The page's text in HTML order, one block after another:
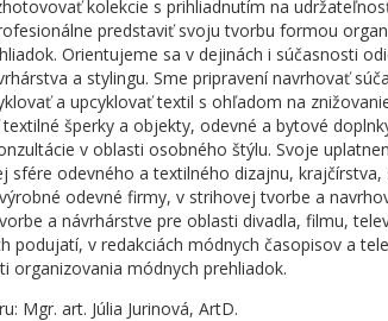
kolekcie s prihliadnutím na
predstaviť svoju tvorbu formou
Orientujeme sa v dejinách i súčasnosti
a stylingu. Sme pripravení navrhovať
a upcyklovať textil s ohľadom na
šperky a objekty, odevné a bytové
v oblasti osobného štýlu. Svoje
sfére odevného a textilného dizajnu, krajčírstva,
odevné firmy, v strihovej tvorbe a
a návrhárstve pre oblasti divadla, filmu,
podujatí, v redakciách módnych časopisov a
organizovania módnych prehliadok.
Mgr. art. Júlia Jurinová, ArtD.